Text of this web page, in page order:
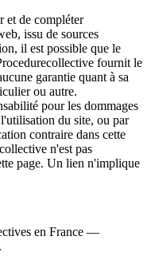
et de compléter
issu de sources
il est possible que le
fournit le
garantie quant à sa
ou autre.
pour les dommages
l'utilisation du site, ou par
contraire dans cette
n'est pas
page. Un lien n'implique
en France —